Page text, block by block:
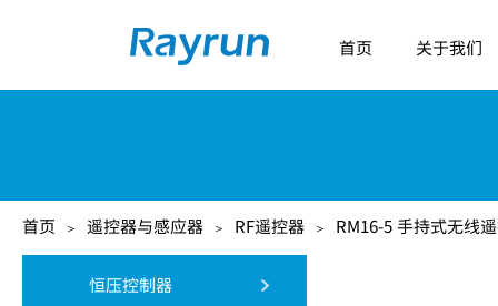
首页 关于我们
首页 ＞ 遥控器与感应器 ＞ RF遥控器 ＞ RM16-5 手持式无线
恒压控制器